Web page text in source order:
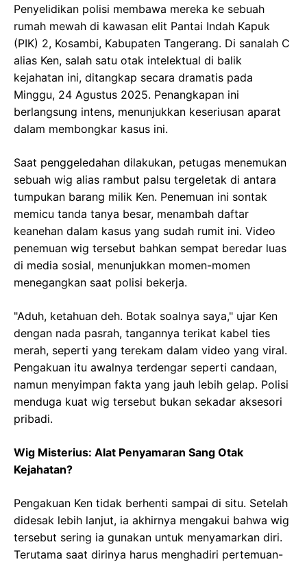
Penyelidikan polisi membawa mereka ke sebuah
rumah mewah di kawasan elit Pantai Indah Kapuk
(PIK) 2, Kosambi, Kabupaten Tangerang. Di sanalah C
alias Ken, salah satu otak intelektual di balik
kejahatan ini, ditangkap secara dramatis pada
Minggu, 24 Agustus 2025. Penangkapan ini
berlangsung intens, menunjukkan keseriusan aparat
dalam membongkar kasus ini.
Saat penggeledahan dilakukan, petugas menemukan
sebuah wig alias rambut palsu tergeletak di antara
tumpukan barang milik Ken. Penemuan ini sontak
memicu tanda tanya besar, menambah daftar
keanehan dalam kasus yang sudah rumit ini. Video
penemuan wig tersebut bahkan sempat beredar luas
di media sosial, menunjukkan momen-momen
menegangkan saat polisi bekerja.
"Aduh, ketahuan deh. Botak soalnya saya," ujar Ken
dengan nada pasrah, tangannya terikat kabel ties
merah, seperti yang terekam dalam video yang viral.
Pengakuan itu awalnya terdengar seperti candaan,
namun menyimpan fakta yang jauh lebih gelap. Polisi
menduga kuat wig tersebut bukan sekadar aksesori
pribadi.
Wig Misterius: Alat Penyamaran Sang Otak
Kejahatan?
Pengakuan Ken tidak berhenti sampai di situ. Setelah
didesak lebih lanjut, ia akhirnya mengakui bahwa wig
tersebut sering ia gunakan untuk menyamarkan diri.
Terutama saat dirinya harus menghadiri pertemuan-